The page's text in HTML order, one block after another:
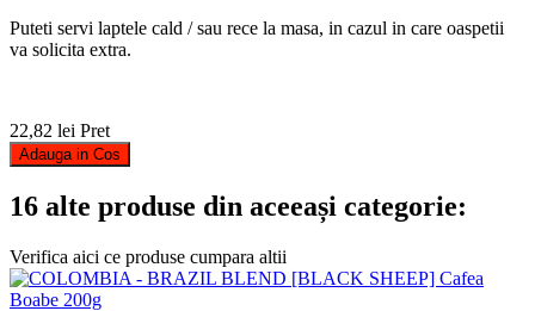
Puteti servi laptele cald / sau rece la masa, in cazul in care oaspetii
va solicita extra.
22,82 lei Pret
Adauga in Cos
16 alte produse din aceeași categorie:
Verifica aici ce produse cumpara altii